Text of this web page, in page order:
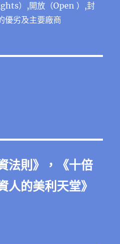
）,開放（Open ）,封
優劣及主要廠商
法則 》，《十倍
人的美利天堂》